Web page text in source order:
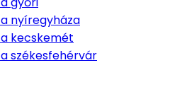
a nyíregyháza
a kecskemét
a székesfehérvár